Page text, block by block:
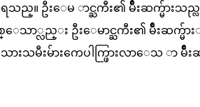
ည္။ ဦးေမ ာင္ႀကီး၏ မ်ိဳးဆက္မ်ားသ
သာ္လည္း ဦးေမာင္ႀကီး၏ မ်ိဳးဆက္
းသားသမီးမ်ားကေပါက္ဖြားလာေသ